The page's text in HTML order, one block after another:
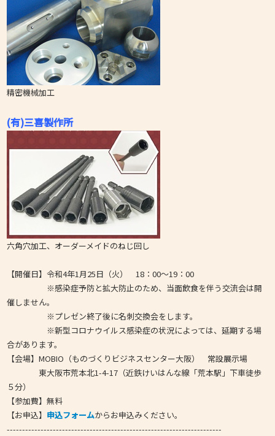
精密機械加工
(有)三喜製作所
六角穴加工、オーダーメイドのねじ回し
【開催日】令和4年1月25日（火） 18：00～19：00
※感染症予防と拡大防止のため、当面飲食を伴う交流会は開
催しません。
※プレゼン終了後に名刺交換会をします。
※新型コロナウイルス感染症の状況によっては、延期する場
合があります。
【会場】MOBIO（ものづくりビジネスセンター大阪） 常設展示場
東大阪市荒本北1-4-17（近鉄けいはんな線「荒本駅」下車徒歩
５分）
【参加費】無料
【お申込】 申込フォームからお申込みください。
----------------------------------------------------------------------